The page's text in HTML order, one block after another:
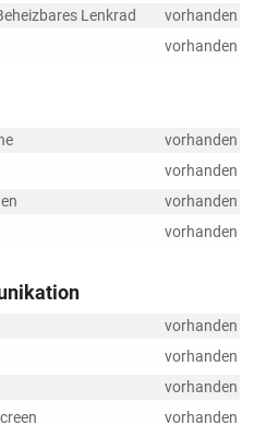
Lenkrad vorhanden
vorhanden
vorhanden
vorhanden
vorhanden
vorhanden
vorhanden
vorhanden
vorhanden
vorhanden